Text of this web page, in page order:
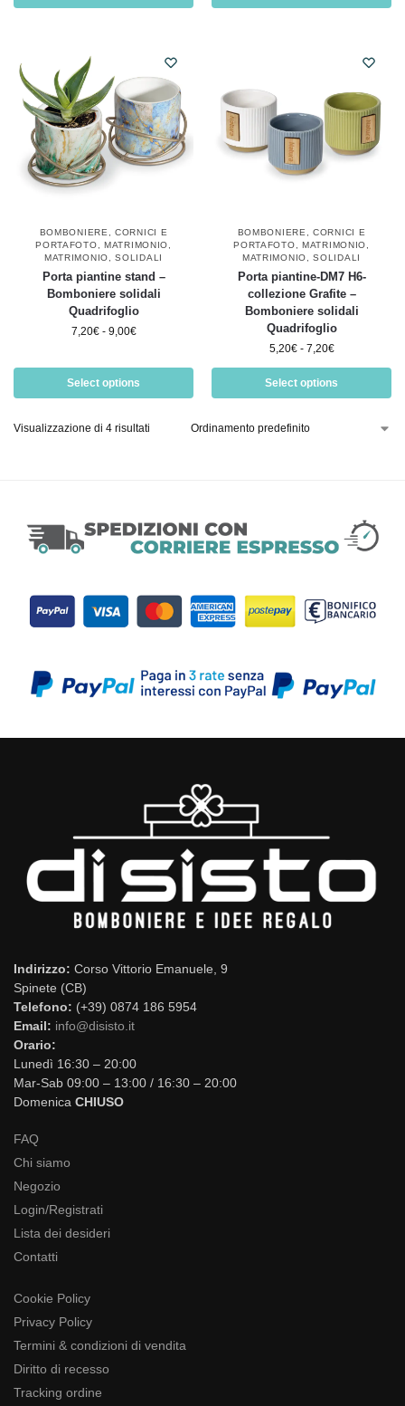
BOMBONIERE ,CORNICI E
PORTAFOTO
MATRIMONIO
MATRIMONIO ,SOLIDALI
Porta piantine stand –
Bomboniere solidali
Quadrifoglio
7,20€ - 9,00€
Select options
BOMBONIERE ,CORNICI E
PORTAFOTO
MATRIMONIO
MATRIMONIO ,SOLIDALI
Porta piantine-DM7 H6-
collezione Grafite –
Bomboniere solidali
Quadrifoglio
5,20€ - 7,20€
Select options
Visualizzazione di 4 risultati
Indirizzo: Corso Vittorio Emanuele, 9
Spinete (CB)
Telefono: (+39) 0874 186 5954
Email: info@disisto.it
Orario:
Lunedì 16:30 – 20:00
Mar-Sab 09:00 – 13:00 / 16:30 – 20:00
Domenica CHIUSO
FAQ
Chi siamo
Negozio
Login/Registrati
Lista dei desideri
Contatti
Cookie Policy
Privacy Policy
Termini & condizioni di vendita
Diritto di recesso
Tracking ordine